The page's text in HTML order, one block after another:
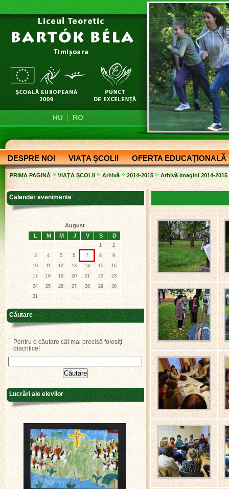
HU| RO
DESPRE NOI VIAŢA ŞCOLII OFERTA EDUCAŢIONALĂ
PRIMA PAGINĂ » VIAŢA ŞCOLII » Arhivă » 2014-2015 » Arhivă imagini 2014-2015
Calendar evenimente
August
L
M M J V S D
1
2
3
4 5 6 7 8
9
10
11 12 13 14 15
16
17
18 19 20 21 22
23
24
25 26 27 28 29
30
31
Căutare
Pentru o căutare cât mai precisă folosiţi
diacritice!
Lucrări ale elevilor